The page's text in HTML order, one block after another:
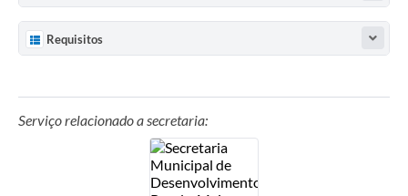
Requisitos
Serviço relacionado a secretaria: